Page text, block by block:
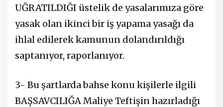
UĞRATILDIĞI üstelik de yasalarımıza göre
yasak olan ikinci bir iş yapama yasağı da
ihlal edilerek kamunun dolandırıldığı
saptanıyor, raporlanıyor.
3- Bu şartlarda bahse konu kişilerle ilgili
BAŞSAVCILIĞA Maliye Teftişin hazırladığı